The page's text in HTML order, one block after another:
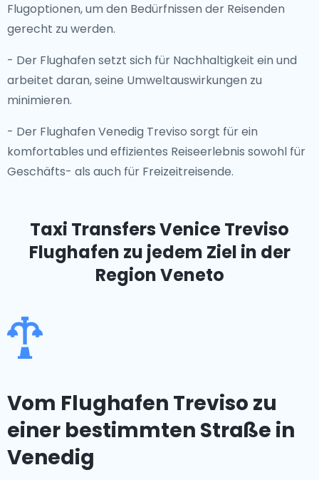
Flugoptionen, um den Bedürfnissen der Reisenden
gerecht zu werden.
- Der Flughafen setzt sich für Nachhaltigkeit ein und
arbeitet daran, seine Umweltauswirkungen zu
minimieren.
- Der Flughafen Venedig Treviso sorgt für ein
komfortables und effizientes Reiseerlebnis sowohl für
Geschäfts- als auch für Freizeitreisende.
Taxi Transfers Venice Treviso
Flughafen zu jedem Ziel in der
Region Veneto
Vom Flughafen Treviso zu
einer bestimmten Straße in
Venedig